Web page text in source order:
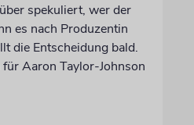
spekuliert, wer der
es nach Produzentin
die Entscheidung bald.
für Aaron Taylor-Johnson